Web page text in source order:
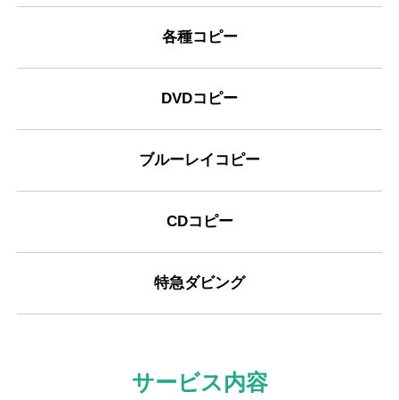
各種コピー
DVDコピー
ブルーレイコピー
CDコピー
特急ダビング
サービス内容